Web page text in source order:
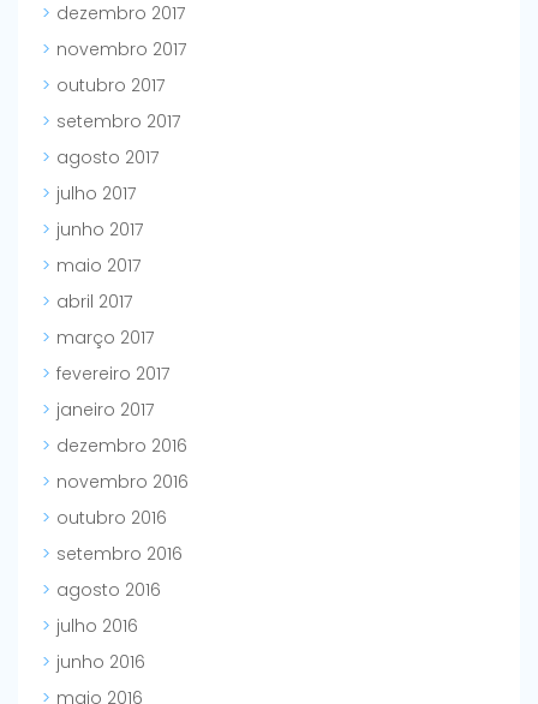
dezembro 2017
novembro 2017
outubro 2017
setembro 2017
agosto 2017
julho 2017
junho 2017
maio 2017
abril 2017
março 2017
fevereiro 2017
janeiro 2017
dezembro 2016
novembro 2016
outubro 2016
setembro 2016
agosto 2016
julho 2016
junho 2016
maio 2016